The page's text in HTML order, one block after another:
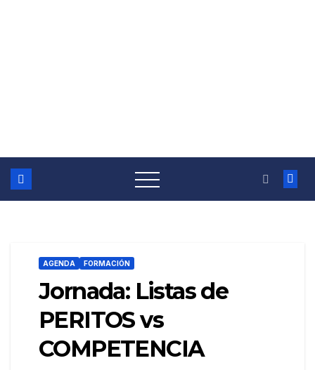
AGENDA FORMACIÓN
Jornada: Listas de
PERITOS vs
COMPETENCIA